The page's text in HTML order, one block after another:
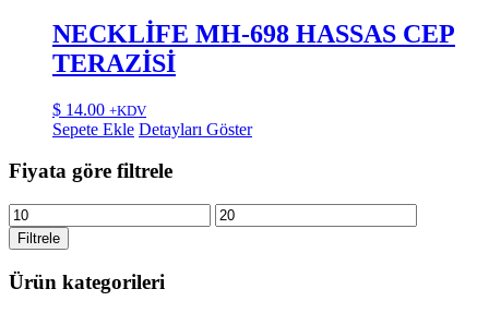
NECKLİFE MH-698 HASSAS CEP
TERAZİSİ
$ 14.00 +KDV
Sepete Ekle Detayları Göster
Fiyata göre filtrele
En
düşük
fiyat
En
yüksek
Filtrele
Ürün kategorileri